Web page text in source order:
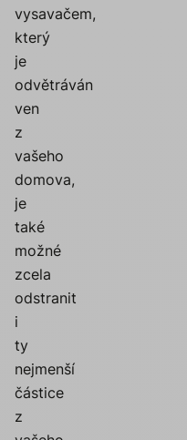
vysavačem,
který
je
odvětráván
ven
z
vašeho
domova,
je
také
možné
zcela
odstranit
i
ty
nejmenší
částice
z